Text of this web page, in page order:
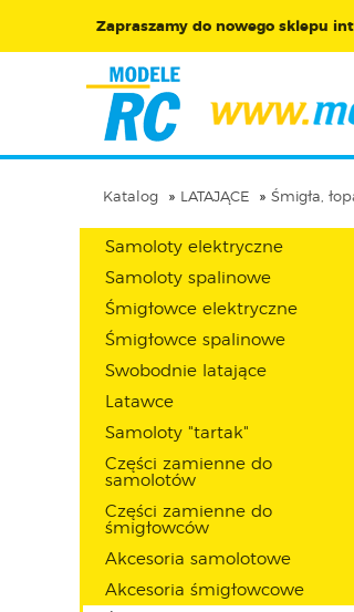
Zapraszamy do nowego sklepu
Katalog LATAJĄCE Śmigła,
Samoloty elektryczne
Samoloty spalinowe
Śmigłowce elektryczne
Śmigłowce spalinowe
Swobodnie latające
Latawce
Samoloty "tartak"
Części zamienne do
samolotów
Części zamienne do
śmigłowców
Akcesoria samolotowe
Akcesoria śmigłowcowe